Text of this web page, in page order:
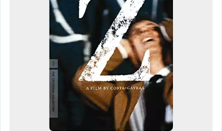
Ressources